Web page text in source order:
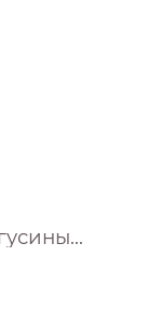
Внешняя камера - серый гусиный пух, внутренняя камера - мелкое гусиное шейное перышко